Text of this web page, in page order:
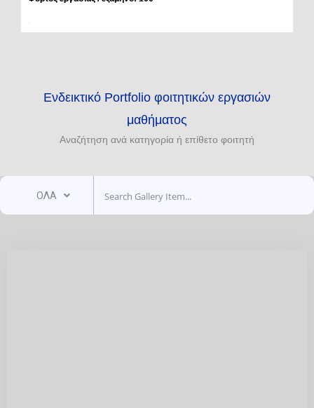
Ενδεικτικό Portfolio φοιτητικών εργασιών
μαθήματος
Αναζήτηση ανά κατηγορία ή επίθετο φοιτητή
ΟΛΑ